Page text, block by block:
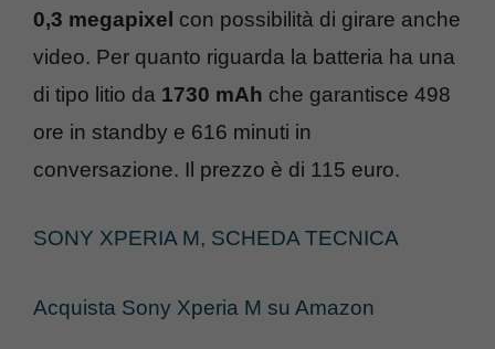
0,3 megapixel con possibilità di girare anche
video. Per quanto riguarda la batteria ha una
di tipo litio da 1730 mAh che garantisce 498
ore in standby e 616 minuti in
conversazione. Il prezzo è di 115 euro.
SONY XPERIA M, SCHEDA TECNICA
Acquista Sony Xperia M su Amazon